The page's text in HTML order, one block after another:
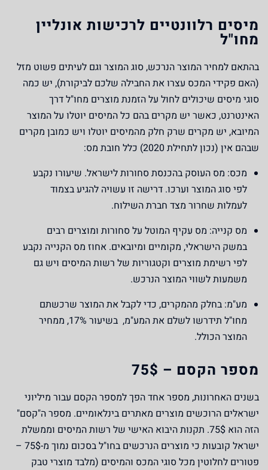
מיסים רלוונטיים לרכישות אונליין
מחו"ל
בהתאם למחיר המוצר הנרכש, סוג המוצר וגם לעיתים פשוט מזל
(האם פקידי המכס עצרו את החבילה שלכם לביקורת), יש כמה
סוגי מיסים שיכולים לחול על הזמנת מוצרים מחו"ל דרך
האינטרנט, כאשר יש מקרים בהם כל המיסים יוטלו על המוצר
המיובא, יש מקרים שרק חלק מהמיסים יוטלו ויש כמובן מקרים
שבהם אין (נכון לתחילת 2020) כלל חובת מס:
מכס: מס העוסק בהכנסת סחורות לישראל. שיעורו נקבע
לפי סוג המוצר וערכו. דרישה זו עשויה להגיע בצמוד
לעמלות שחרור מצד חברת השילוח.
מס קנייה: מס עקיף המוטל על סחורות ומוצרים רבים
במשק הישראלי, מקומיים ומיובאים. אחוז מס הקנייה נקבע
לפי רשימת מוצרים וקטגוריות של רשות המיסים ויש גם
משמעות לשווי המוצר הנרכש.
מע"מ: בחלק מהמקרים, כדי לקבל את המוצר שרכשתם
מחו"ל תידרשו לשלם את המע"מ, בשיעור 17%, ממחיר
המוצר הכולל.
מספר הקסם – 75$
בשנים האחרונות, מספר אחד הפך למספר הקסם עבור מיליוני
ישראלים הרוכשים מוצרים מאתרים בינלאומיים. מספר ה"קסם"
הזה הוא 75$. תקנות היבוא האישי של רשות המיסים וממשלת
ישראל קובעות כי מוצרים הנרכשים בחו"ל בסכום נמוך מ-75$ –
פטורים לחלוטין מכל סוגי המכס והמיסים (מלבד מוצרי טבק